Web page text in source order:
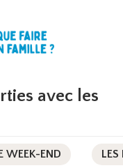
avec les
WEEK-END LES